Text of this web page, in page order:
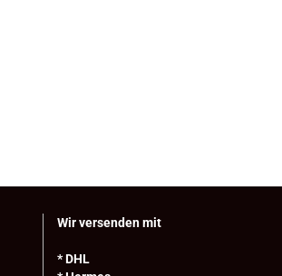
Wir versenden mit
* DHL